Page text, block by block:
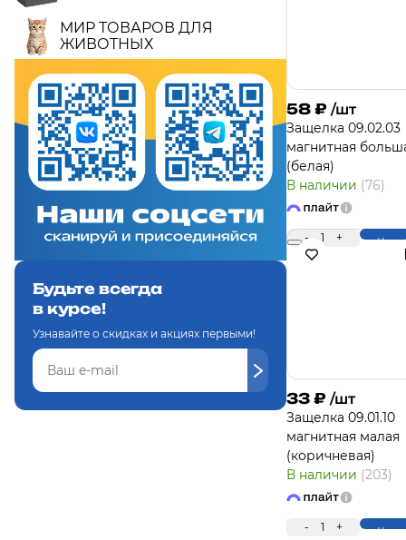
МИР ТОВАРОВ ДЛЯ
ЖИВОТНЫХ
Будьте всегда
в курсе!
Узнавайте о скидках и акциях первыми!
58 ₽ /шт
Защелка 09.02.03
магнитная
(белая)
В наличии (76)
- 1 +
33 ₽ /шт
Защелка 09.01.10
магнитная малая
(коричневая)
В наличии (203)
- 1 +